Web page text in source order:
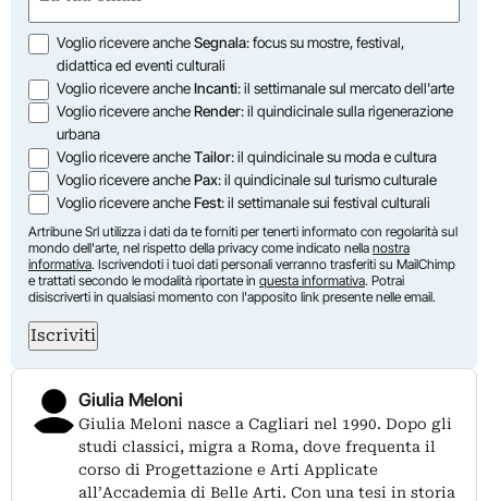
(Required)
Opzioni
Voglio ricevere ancheSegnala: focus su mostre, festival,
didattica ed eventi culturali
Voglio ricevere ancheIncanti: il settimanale sul mercato dell'arte
Voglio ricevere ancheRender: il quindicinale sulla rigenerazione
urbana
Voglio ricevere ancheTailor: il quindicinale su moda e cultura
Voglio ricevere anchePax: il quindicinale sul turismo culturale
Voglio ricevere ancheFest: il settimanale sui festival culturali
Artribune Srl utilizza i dati da te forniti per tenerti informato con regolarità sul
mondo dell'arte, nel rispetto della privacy come indicato nella nostra
informativa. Iscrivendoti i tuoi dati personali verranno trasferiti su MailChimp
e trattati secondo le modalità riportate in questa informativa. Potrai
disiscriverti in qualsiasi momento con l'apposito link presente nelle email.
Iscriviti
Giulia Meloni
Giulia Meloni nasce a Cagliari nel 1990. Dopo gli
studi classici, migra a Roma, dove frequenta il
corso di Progettazione e Arti Applicate
all’Accademia di Belle Arti. Con una tesi in storia